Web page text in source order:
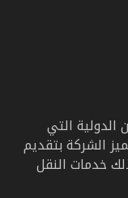
التي
الشركة بتقديم
خدمات النقل